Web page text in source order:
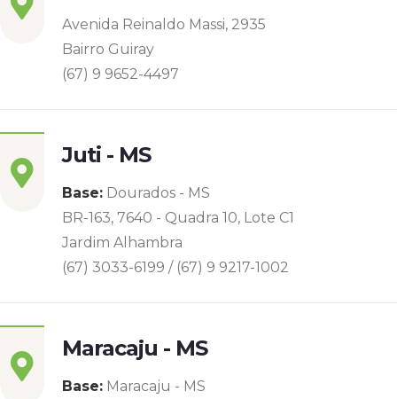
Avenida Reinaldo Massi, 2935
Bairro Guiray
(67) 9 9652-4497
Juti - MS
Base: Dourados - MS
BR-163, 7640 - Quadra 10, Lote C1
Jardim Alhambra
(67) 3033-6199 / (67) 9 9217-1002
Maracaju - MS
Base: Maracaju - MS